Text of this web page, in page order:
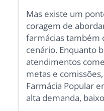
Mas existe um
coragem de
farmácias também
cenário. Enquanto
atendimentos
metas e
Farmácia Popular
alta demanda,